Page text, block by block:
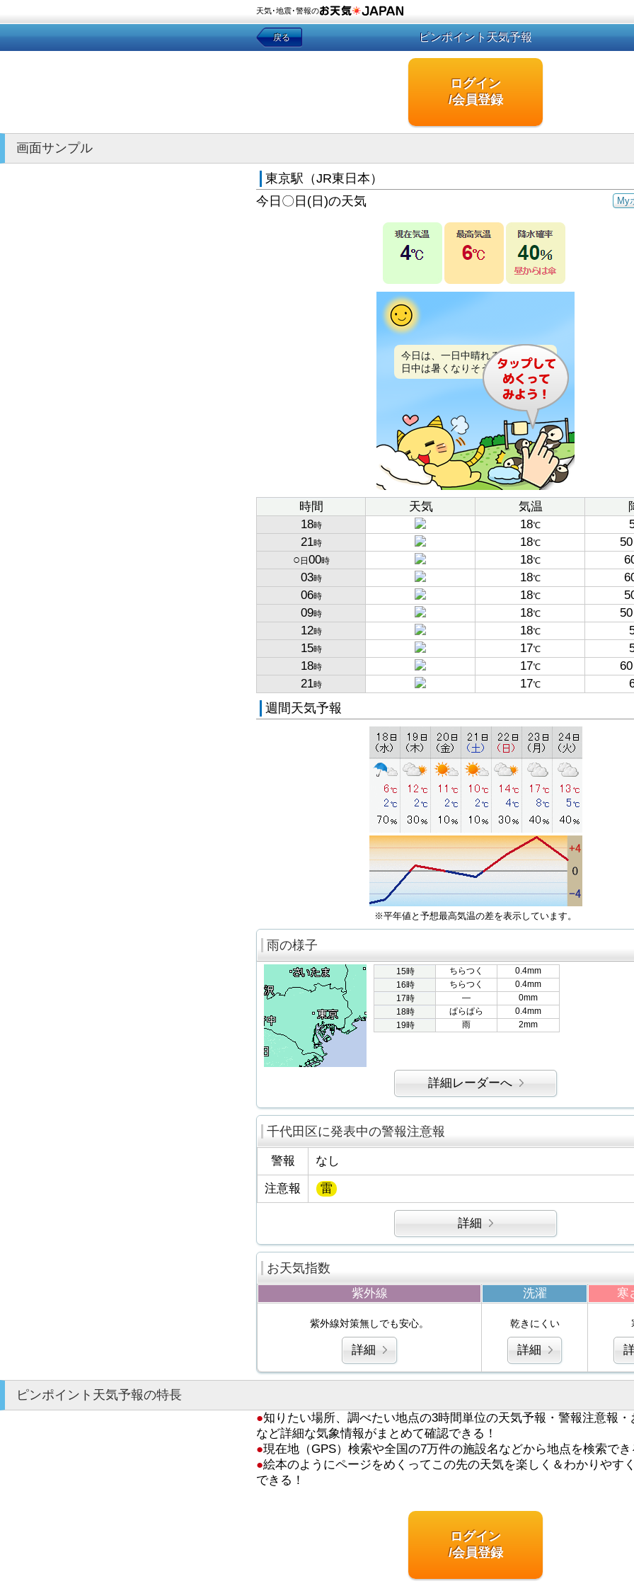
天気･地震･警報の
戻る ピンポイント天気予報
ログイン
/会員登録
画面サンプル
東京駅（JR東日本）
My
今日〇日(日)の天気
今日は、一日中晴れるでしょう。
日中は暑くなりそうです。
時間 天気 気温
18時 18℃
21時 18℃ 50
○ 日 00時 18℃
03時 18℃
06時 18℃
09時 18℃ 50
12時 18℃
15時 17℃
18時 17℃ 60
21時 17℃
週間天気予報
※平年値と予想最高気温の差を表示しています。
雨の様子
15時 ちらつく
0.4mm
16時
ちらつく
0.4mm
17時
―
0mm
18時
ぱらぱら
0.4mm
19時
雨 2mm
詳細レーダーへ
千代田区に発表中の警報注意報
警報 なし
注意報 雷
詳細
お天気指数
紫外線 洗濯 寒
紫外線対策無しでも安心。
詳細
乾きにくい
詳細
ピンポイント天気予報の特長
●知りたい場所、調べたい地点の3時間単位の天気予報・警報注意報・
など詳細な気象情報がまとめて確認できる！
●現在地（GPS）検索や全国の7万件の施設名などから地点を検索でき
●絵本のようにページをめくってこの先の天気を楽しく＆わかりやす
できる！
ログイン
/会員登録